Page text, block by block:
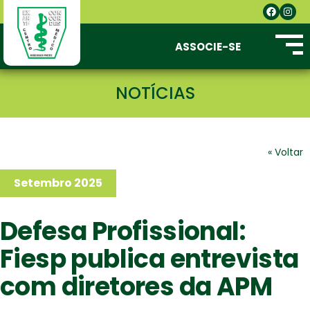
ASSOCIE-SE
NOTÍCIAS
« Voltar
Setembro 2025
Defesa Profissional:
Fiesp publica entrevista
com diretores da APM